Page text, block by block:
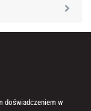
doświadczeniem w